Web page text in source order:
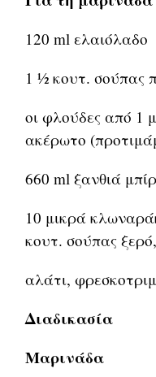
120 ml ελαιόλαδο
1 1⁄2 κουτ.
οι φλούδες από 1
ακέρωτο
660 ml ξανθιά
10 μικρά
κουτ. σούπας
αλάτι,
Διαδικασία
Μαρινάδα